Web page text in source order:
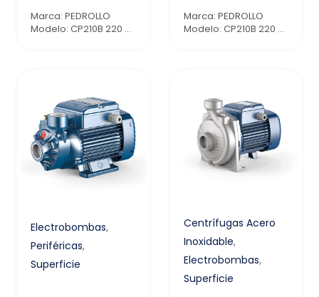
Marca: PEDROLLO
Modelo: CP210B 220 ...
Marca: PEDROLLO
Modelo: CP210B 220 ...
Electrobombas,
Periféricas,
Superficie
Centrífugas Acero
Inoxidable,
Electrobombas,
Superficie